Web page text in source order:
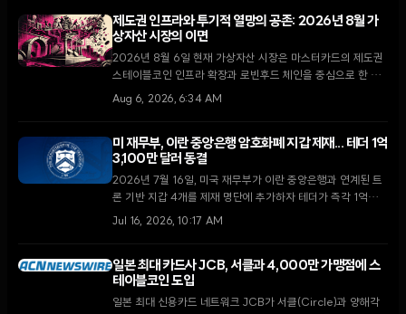
제도권 인프라와 투기적 열망의 공존: 2026년 8월 가
상자산 시장의 이면
2026년 8월 6일 현재 가상자산 시장은 마스터카드의 제도권
스테이블코인 인프라 확장과 로빈후드 체인을 중심으로 한 소
매 투자자들의 밈코인 투기라는 극명한 대조를 보이고 있다.
Aug 6, 2026, 6:34 AM
미 재무부, 이란 중앙은행 암호화폐 지갑 제재... 테더 1억
3,100만 달러 동결
2026년 7월 16일, 미국 재무부가 이란 중앙은행과 연계된 트
론 기반 지갑 4개를 제재 명단에 추가하자 테더가 즉각 1억
3,100만 달러 규모의 자산을 동결했다. 이번 조치는 이란의 국
Jul 16, 2026, 10:17 AM
일본 최대 카드사 JCB, 서클과 4,000만 가맹점에 스
테이블코인 도입
일본 최대 신용카드 네트워크 JCB가 서클(Circle)과 양해각